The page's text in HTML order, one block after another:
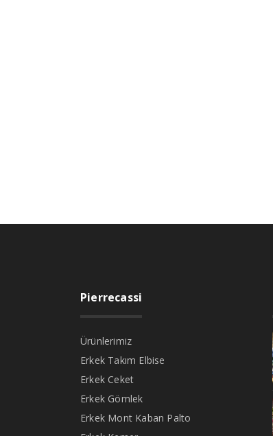
Pierrecassi
Ürünlerimiz
Erkek Takım Elbise
Erkek Ceket
Erkek Gömlek
Erkek Mont Kaban Palto